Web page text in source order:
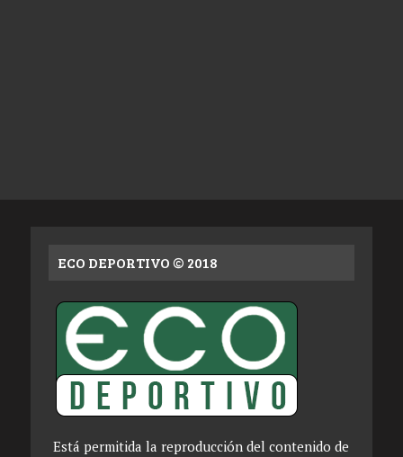
ECO DEPORTIVO © 2018
Está permitida la reproducción del contenido de